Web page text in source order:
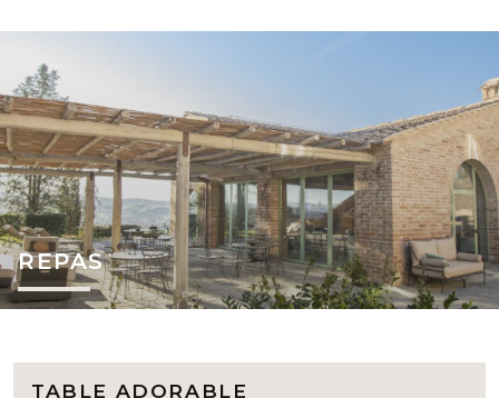
REPAS
TABLE ADORABLE